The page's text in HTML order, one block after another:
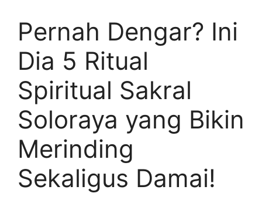
Pernah Dengar? Ini
Dia 5 Ritual
Spiritual Sakral
Soloraya yang Bikin
Merinding
Sekaligus Damai!